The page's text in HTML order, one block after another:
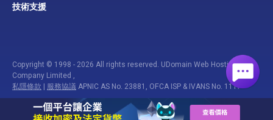
技術支援
Copyright © 1998 - 2026 All rights reserved. UDomain Web Hosting
Company Limited ,
私隱條款 | 服務協議APNIC AS No. 23881, OFCA ISP & IVANS No. 1117